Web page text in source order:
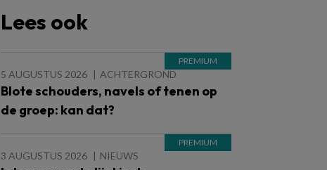
Lees ook
5 AUGUSTUS 2026 ACHTERGROND
Blote schouders, navels of tenen op
de groep: kan dat?
3 AUGUSTUS 2026 NIEUWS